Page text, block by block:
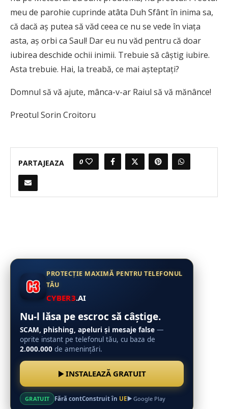
meu de parohie cuprinde atâta Duh Sfânt în inima sa,
că dacă aș putea să văd ceea ce nu se vede în viața
asta, aș orbi ca Saul! Dar eu nu văd pentru că doar
iubirea deschide ochii inimii. Trebuie să câștig iubire.
Asta trebuie. Hai, la treabă, ce mai așteptați?
Domnul să vă ajute, mânca-v-ar Raiul să vă mănânce!
Preotul Sorin Croitoru
PARTAJEAZA 0
PROTECȚIE MAXIMĂ PENTRU TELEFONUL
TĂU
CYBER3.AI
Nu-l lăsa pe escroc să câștige.
SCAM, phishing, apeluri și mesaje false —
oprite instant pe telefonul tău, cu baza de
2.000.000 de amenințări.
INSTALEAZĂ GRATUIT
GRATUIT Fără contConstruit în UE Google Play